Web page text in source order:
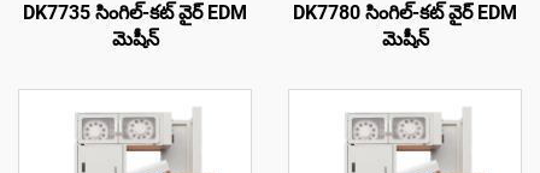
DK7735 సింగిల్-కట్ వైర్ EDM
మెషీన్
DK7780 సింగిల్-కట్ వైర్ EDM
మెషీన్